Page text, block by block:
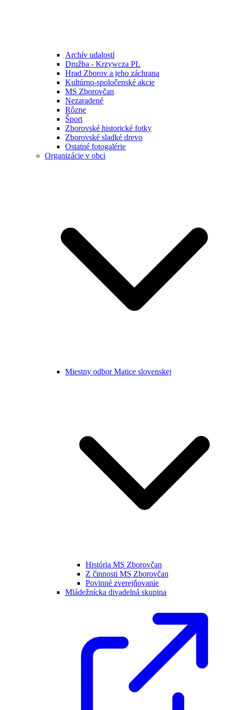
Archív udalostí
Družba - Krzywcza PL
Hrad Zborov a jeho záchrana
Kultúrno-spoločenské akcie
MS Zborovčan
Nezaradené
Rôzne
Šport
Zborovské historické fotky
Zborovské sladké drevo
Ostatné fotogalérie
Organizácie v obci
Miestny odbor Matice slovenskej
História MS Zborovčan
Z činnosti MS Zborovčan
Povinné zverejňovanie
Mládežnícka divadelná skupina